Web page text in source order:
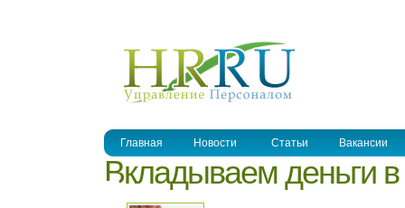
Главная Новости Статьи Вакансии
Вкладываем деньги